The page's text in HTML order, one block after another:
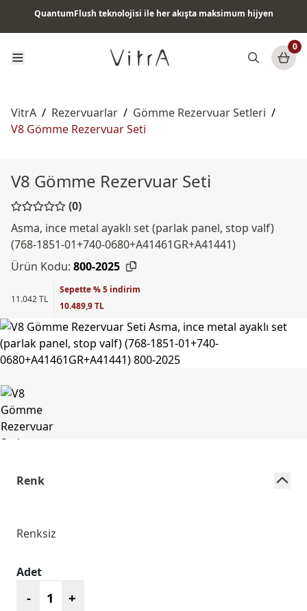
QuantumFlush teknolojisi ile her akışta maksimum hijyen
0
VitrA / Rezervuarlar / Gömme Rezervuar Setleri /
V8 Gömme Rezervuar Seti
V8 Gömme Rezervuar Seti
(0)
Asma, ince metal ayaklı set (parlak panel, stop valf)
(768-1851-01+740-0680+A41461GR+A41441)
Ürün Kodu: 800-2025
11.042 TL
Sepette % 5 indirim
10.489,9 TL
Renk
Renksiz
Adet
- +